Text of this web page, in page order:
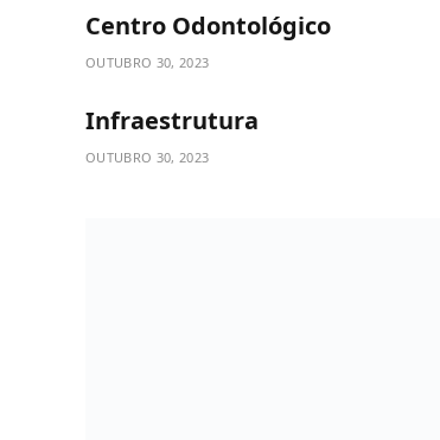
Centro Odontológico
OUTUBRO 30, 2023
Infraestrutura
OUTUBRO 30, 2023